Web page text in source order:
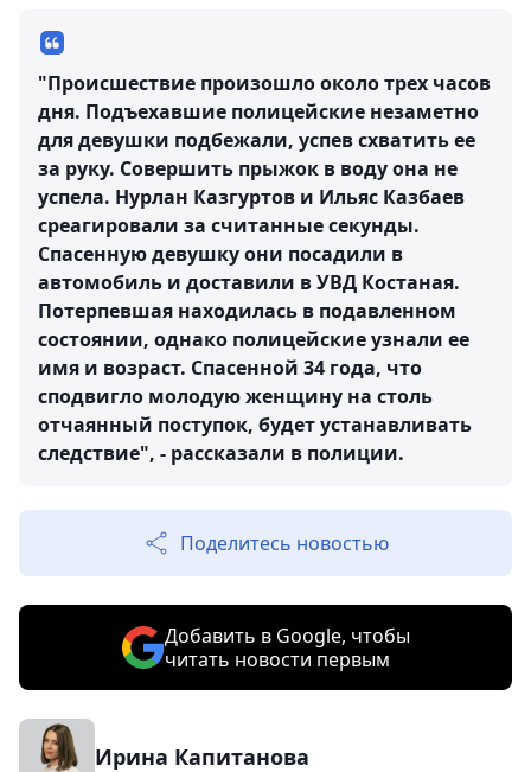
"Происшествие произошло около трех часов
дня. Подъехавшие полицейские незаметно
для девушки подбежали, успев схватить ее
за руку. Совершить прыжок в воду она не
успела. Нурлан Казгуртов и Ильяс Казбаев
среагировали за считанные секунды.
Спасенную девушку они посадили в
автомобиль и доставили в УВД Костаная.
Потерпевшая находилась в подавленном
состоянии, однако полицейские узнали ее
имя и возраст. Спасенной 34 года, что
сподвигло молодую женщину на столь
отчаянный поступок, будет устанавливать
следствие", - рассказали в полиции.
Поделитесь новостью
Добавить в Google, чтобы
читать новости первым
Ирина Капитанова